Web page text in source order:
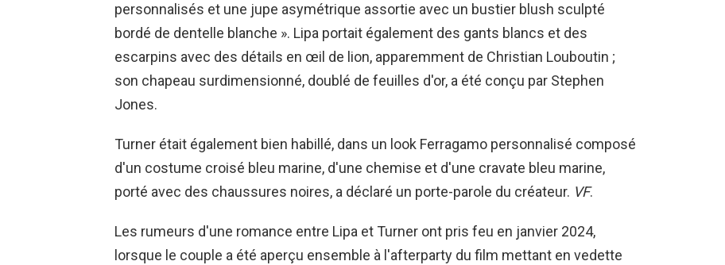
personnalisés et une jupe asymétrique assortie avec un bustier blush sculpté
bordé de dentelle blanche ». Lipa portait également des gants blancs et des
escarpins avec des détails en œil de lion, apparemment de Christian Louboutin ;
son chapeau surdimensionné, doublé de feuilles d'or, a été conçu par Stephen
Jones.
Turner était également bien habillé, dans un look Ferragamo personnalisé composé
d'un costume croisé bleu marine, d'une chemise et d'une cravate bleu marine,
porté avec des chaussures noires, a déclaré un porte-parole du créateur. VF.
Les rumeurs d'une romance entre Lipa et Turner ont pris feu en janvier 2024,
lorsque le couple a été aperçu ensemble à l'afterparty du film mettant en vedette